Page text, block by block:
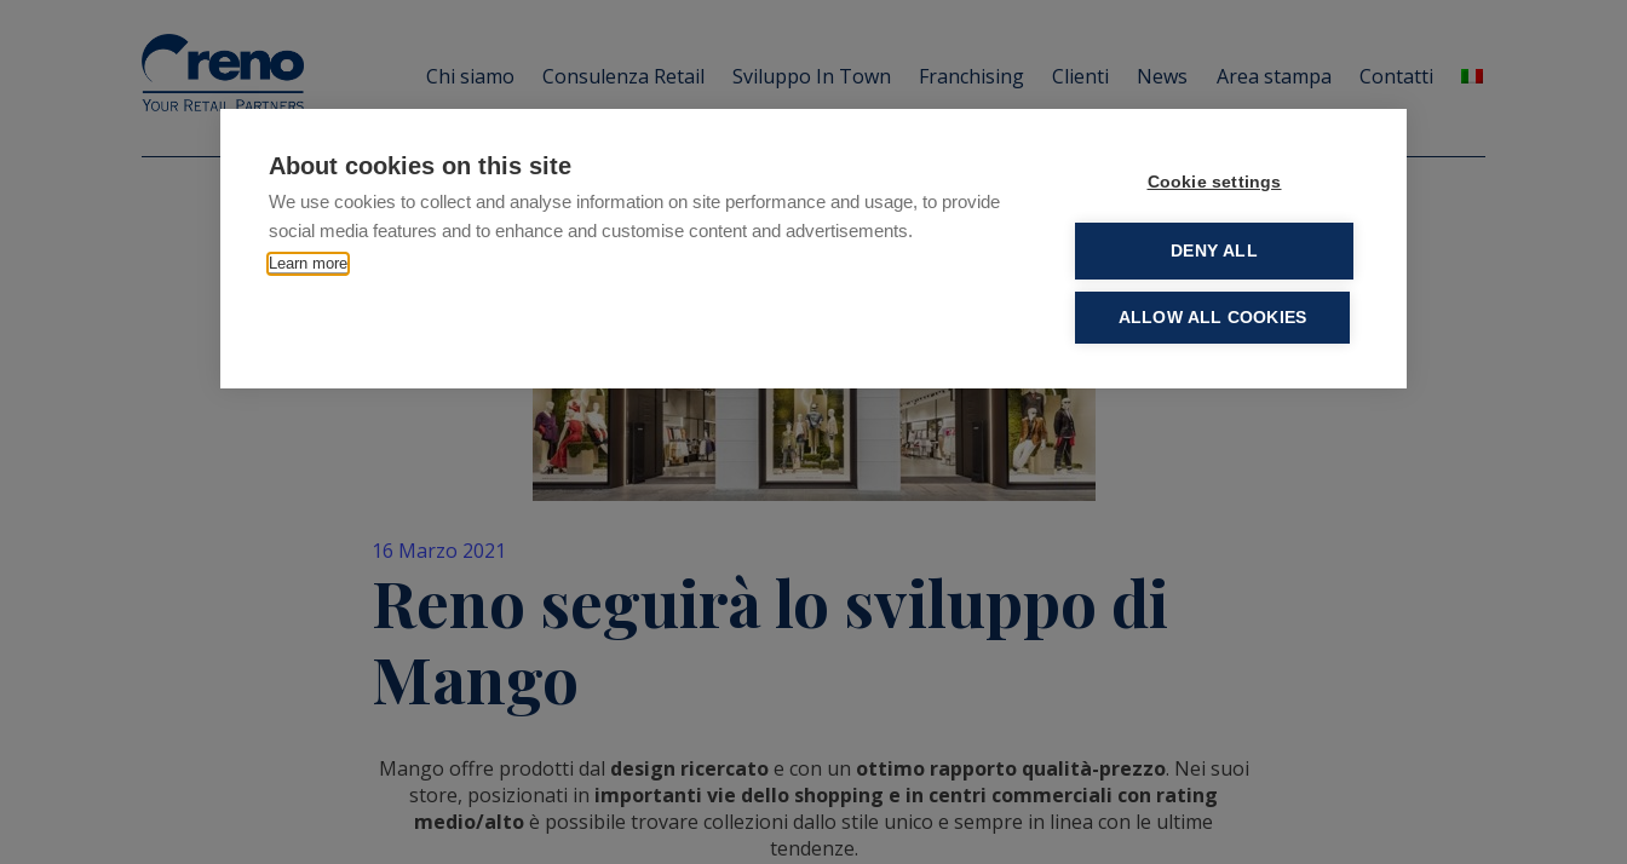
About cookies on this site
We use cookies to collect and analyse information on site performance and usage, to provide
social media features and to enhance and customise content and advertisements.
Learn more
Cookie settings
DENY ALL
ALLOW ALL COOKIES
Chi siamo Consulenza Retail Sviluppo In Town Franchising Clienti News Area stampa Contatti
16 Marzo 2021
Reno seguirà lo sviluppo di
Mango
Mango offre prodotti dal design ricercatoe con un ottimo rapporto qualità-prezzo. Nei suoi
store, posizionati in importanti vie dello shopping e in centri commerciali con rating
medio/altoè possibile trovare collezioni dallo stile unico e sempre in linea con le ultime
tendenze.